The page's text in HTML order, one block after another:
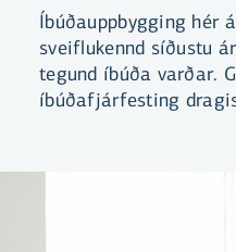
Íbúðauppbygging hér
sveiflukennd síðustu
tegund íbúða varðar.
íbúðafjárfesting